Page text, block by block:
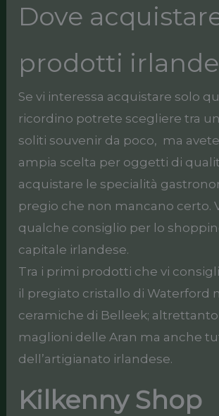
Dove
prodotti
Se vi interessa acquistare solo
ricordino potrete scegliere tra
soliti souvenir da poco, ma
ampia scelta per oggetti di
acquistare le specialità
pregio che non mancano certo.
qualche consiglio per lo
capitale irlandese.
Tra i primi prodotti che vi
il pregiato cristallo di Waterford
ceramiche di Belleek;
maglioni delle Aran ma anche
dell’artigianato irlandese.
Kilkenny Shop